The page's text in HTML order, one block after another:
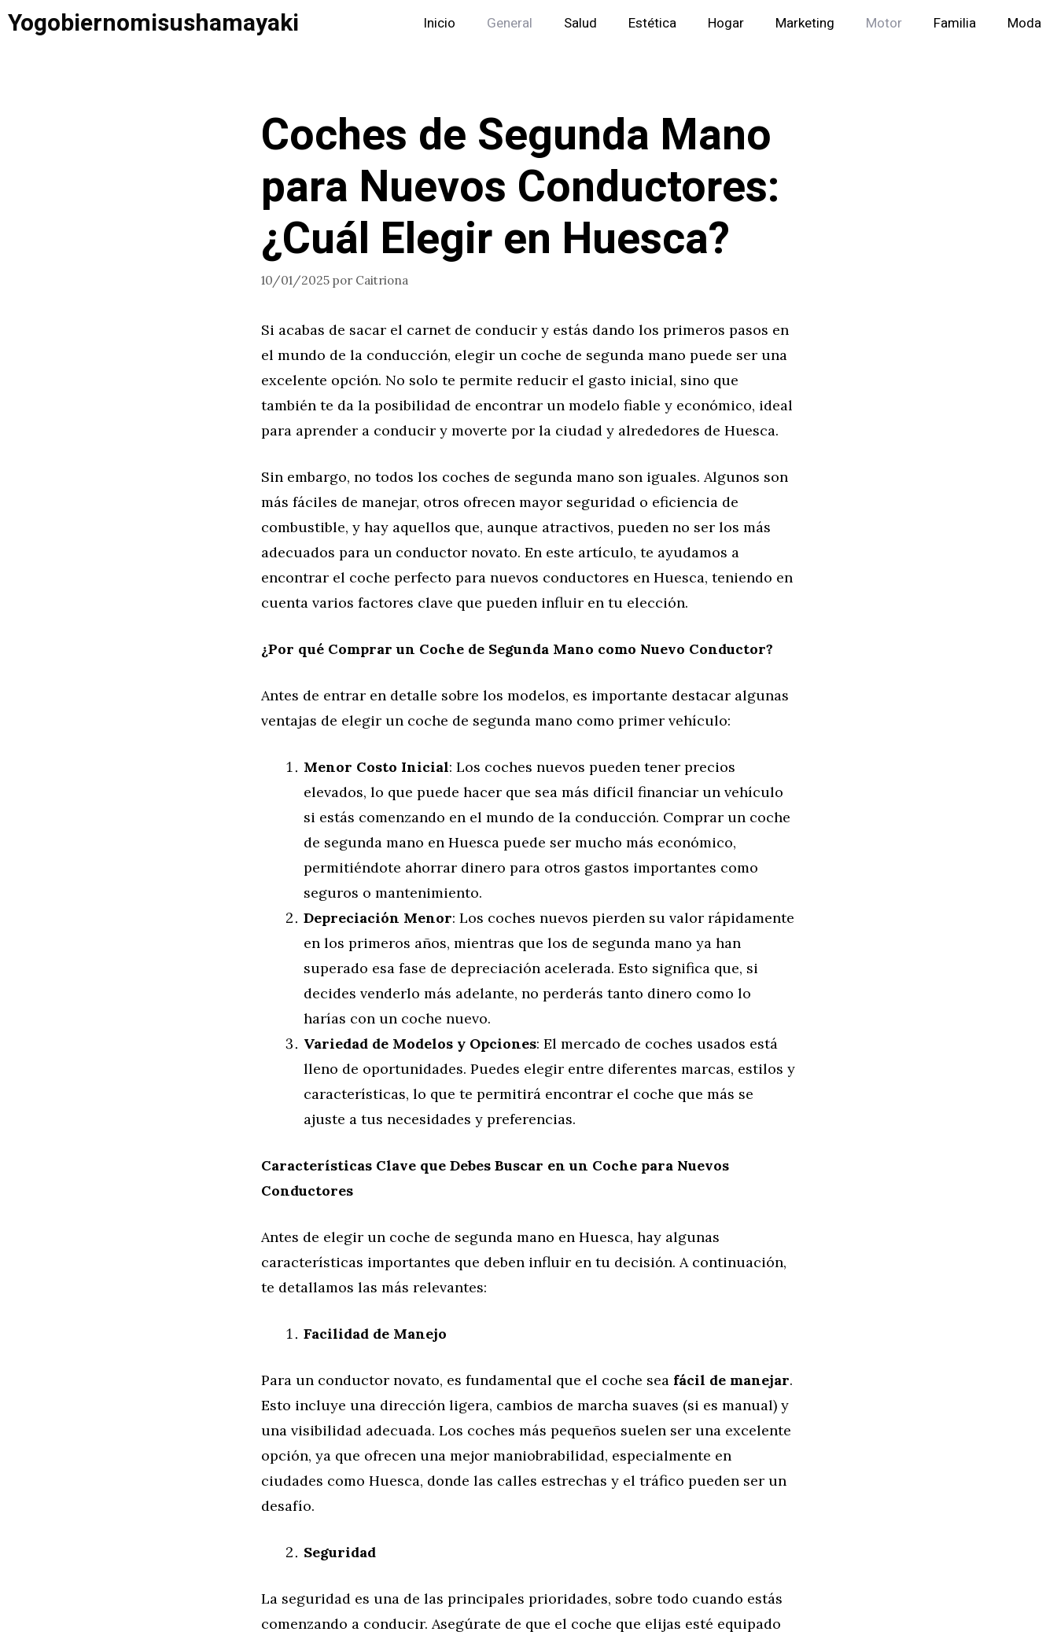
Saltar
Yogobiernomisushamayaki Inicio General Salud Estética Hogar Marketing Motor Familia Moda
Coches de Segunda Mano
para Nuevos Conductores:
¿Cuál Elegir en Huesca?
10/01/2025 por Caitriona
Si acabas de sacar el carnet de conducir y estás dando los primeros pasos en
el mundo de la conducción, elegir un coche de segunda mano puede ser una
excelente opción. No solo te permite reducir el gasto inicial, sino que
también te da la posibilidad de encontrar un modelo fiable y económico, ideal
para aprender a conducir y moverte por la ciudad y alrededores de Huesca.
Sin embargo, no todos los coches de segunda mano son iguales. Algunos son
más fáciles de manejar, otros ofrecen mayor seguridad o eficiencia de
combustible, y hay aquellos que, aunque atractivos, pueden no ser los más
adecuados para un conductor novato. En este artículo, te ayudamos a
encontrar el coche perfecto para nuevos conductores en Huesca, teniendo en
cuenta varios factores clave que pueden influir en tu elección.
¿Por qué Comprar un Coche de Segunda Mano como Nuevo Conductor?
Antes de entrar en detalle sobre los modelos, es importante destacar algunas
ventajas de elegir un coche de segunda mano como primer vehículo:
Menor Costo Inicial: Los coches nuevos pueden tener precios
elevados, lo que puede hacer que sea más difícil financiar un vehículo
si estás comenzando en el mundo de la conducción. Comprar un coche
de segunda mano en Huesca puede ser mucho más económico,
permitiéndote ahorrar dinero para otros gastos importantes como
seguros o mantenimiento.
Depreciación Menor: Los coches nuevos pierden su valor rápidamente
en los primeros años, mientras que los de segunda mano ya han
superado esa fase de depreciación acelerada. Esto significa que, si
decides venderlo más adelante, no perderás tanto dinero como lo
harías con un coche nuevo.
Variedad de Modelos y Opciones: El mercado de coches usados está
lleno de oportunidades. Puedes elegir entre diferentes marcas, estilos y
características, lo que te permitirá encontrar el coche que más se
ajuste a tus necesidades y preferencias.
Características Clave que Debes Buscar en un Coche para Nuevos
Conductores
Antes de elegir un coche de segunda mano en Huesca, hay algunas
características importantes que deben influir en tu decisión. A continuación,
te detallamos las más relevantes:
Facilidad de Manejo
Para un conductor novato, es fundamental que el coche sea fácil de manejar.
Esto incluye una dirección ligera, cambios de marcha suaves (si es manual) y
una visibilidad adecuada. Los coches más pequeños suelen ser una excelente
opción, ya que ofrecen una mejor maniobrabilidad, especialmente en
ciudades como Huesca, donde las calles estrechas y el tráfico pueden ser un
desafío.
Seguridad
La seguridad es una de las principales prioridades, sobre todo cuando estás
comenzando a conducir. Asegúrate de que el coche que elijas esté equipado